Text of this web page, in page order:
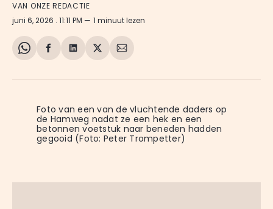
VAN ONZE REDACTIE
juni 6, 2026 . 11:11 PM 1 minuut lezen
Share
WhatsApp
Delen
Facebook
Delen
LinkedIn
Share
X
Deel
E-
Foto van een van de vluchtende daders op
de Hamweg nadat ze een hek en een
betonnen voetstuk naar beneden hadden
gegooid (Foto: Peter Trompetter)